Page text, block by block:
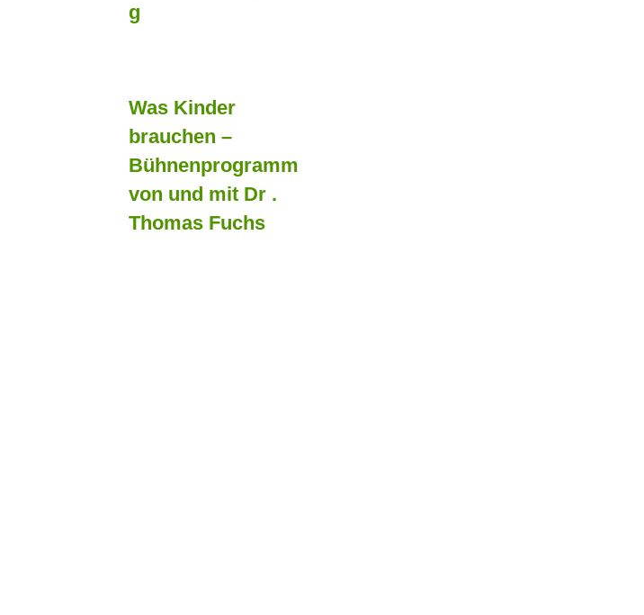
g
Was Kinder
brauchen –
Bühnenprogramm
von und mit Dr .
Thomas Fuchs